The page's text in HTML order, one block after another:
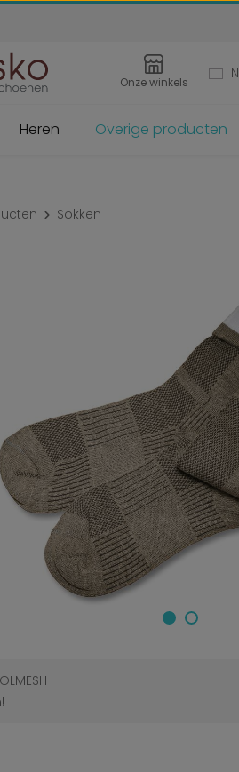
Onze winkels
Heren Overige producten
Sokken